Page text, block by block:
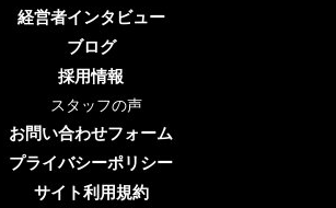
経営者インタビュー
ブログ
採用情報
スタッフの声
お問い合わせフォーム
プライバシーポリシー
サイト利用規約